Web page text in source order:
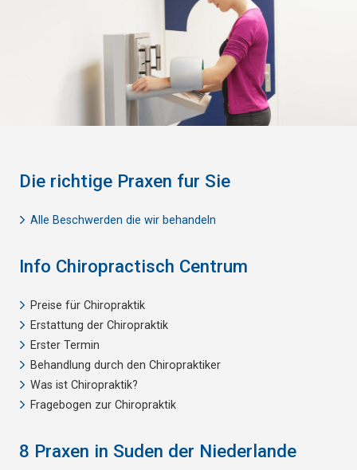
Die richtige Praxen fur Sie
Alle Beschwerden die wir behandeln
Info Chiropractisch Centrum
Preise für Chiropraktik
Erstattung der Chiropraktik
Erster Termin
Behandlung durch den Chiropraktiker
Was ist Chiropraktik?
Fragebogen zur Chiropraktik
8 Praxen in Suden der Niederlande